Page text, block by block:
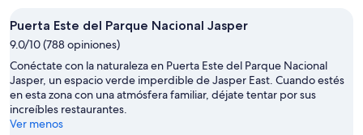
Puerta Este del Parque Nacional Jasper
9.0/10 (788 opiniones)
Conéctate con la naturaleza en Puerta Este del Parque Nacional
Jasper, un espacio verde imperdible de Jasper East. Cuando estés
en esta zona con una atmósfera familiar, déjate tentar por sus
increíbles restaurantes.
Ver menos